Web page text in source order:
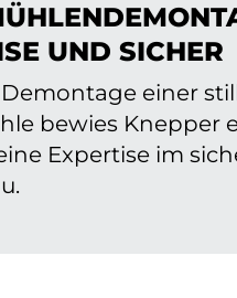
UND SICHER
einer
bewies Knepper
Expertise im